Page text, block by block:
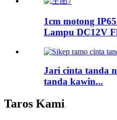
1cm motong
Lampu DC12V
Jari cinta tanda
tanda kawin...
Taros Kami